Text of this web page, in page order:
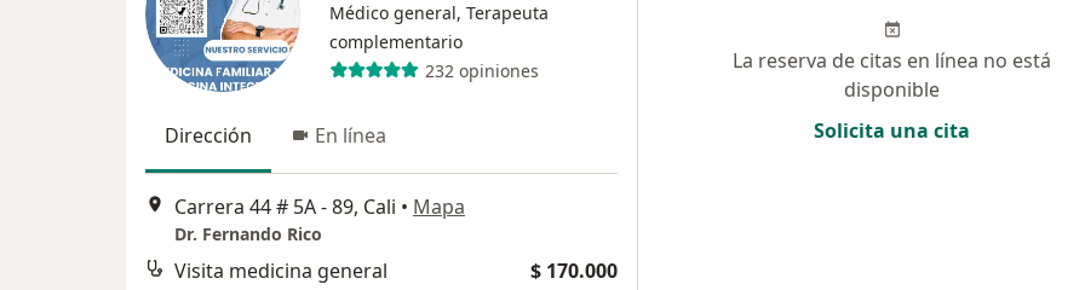
Médico general, Terapeuta
complementario
232 opiniones
Dirección En línea
Carrera 44 # 5A - 89, Cali • Mapa
Dr. Fernando Rico
Visita medicina general $ 170.000
La reserva de citas en línea no está
disponible
Solicita una cita